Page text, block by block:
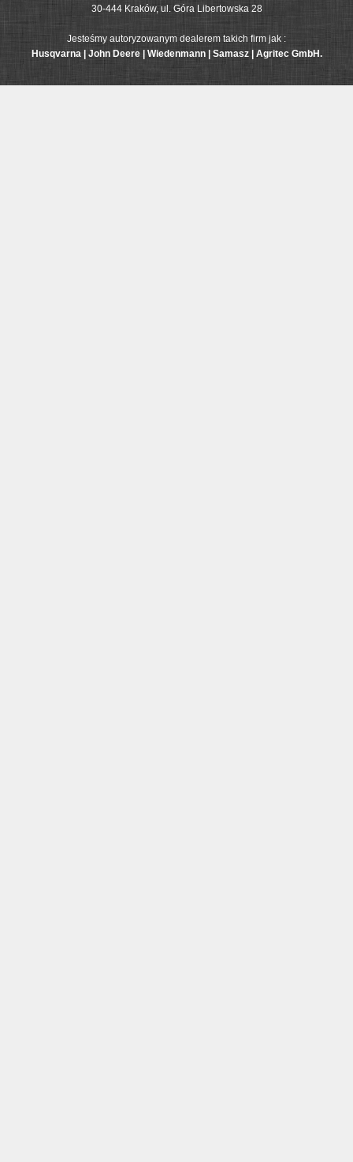
30-444 Kraków, ul. Góra Libertowska 28
Jesteśmy autoryzowanym dealerem takich firm jak :
Husqvarna | John Deere | Wiedenmann | Samasz | Agritec GmbH.